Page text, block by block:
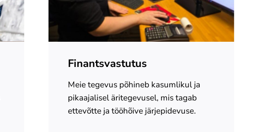
Finantsvastutus
Meie tegevus põhineb kasumlikul ja
pikaajalisel äritegevusel, mis tagab
ettevõtte ja tööhõive järjepidevuse.